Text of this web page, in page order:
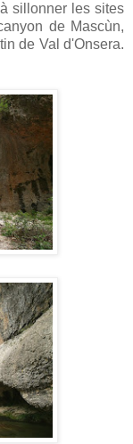
sillonner les sites
de Mascùn,
de Val d'Onsera.